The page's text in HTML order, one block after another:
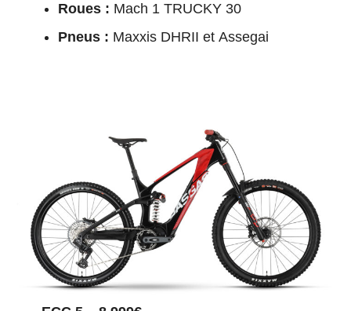
Roues : Mach 1 TRUCKY 30
Pneus : Maxxis DHRII et Assegai